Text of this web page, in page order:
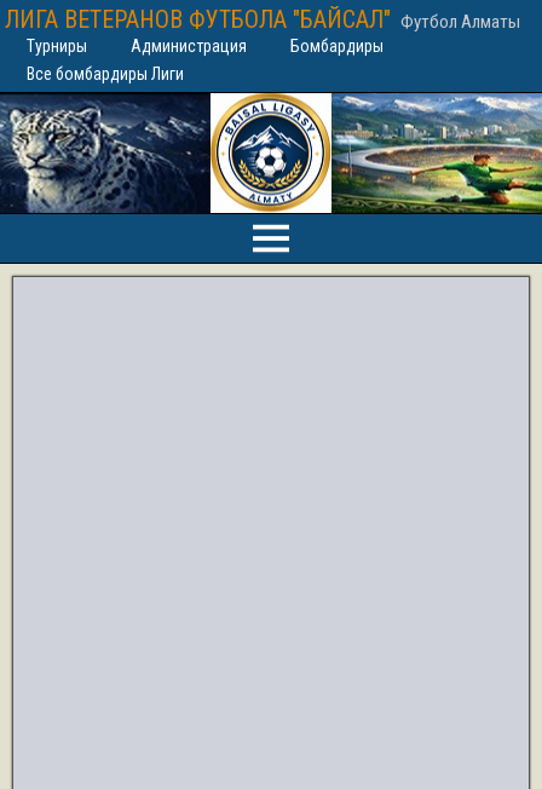
ЛИГА ВЕТЕРАНОВ ФУТБОЛА "БАЙСАЛ" Футбол Алматы
Турниры Администрация
Бомбардиры
Все бомбардиры Лиги